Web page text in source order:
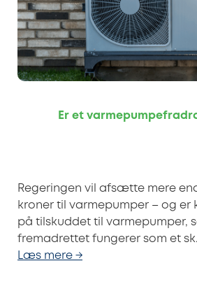
Er et
Regeringen vil afsætte mere
kroner til varmepumper – og
på tilskuddet til varmepumper,
fremadrettet fungerer som et
Læs mere →